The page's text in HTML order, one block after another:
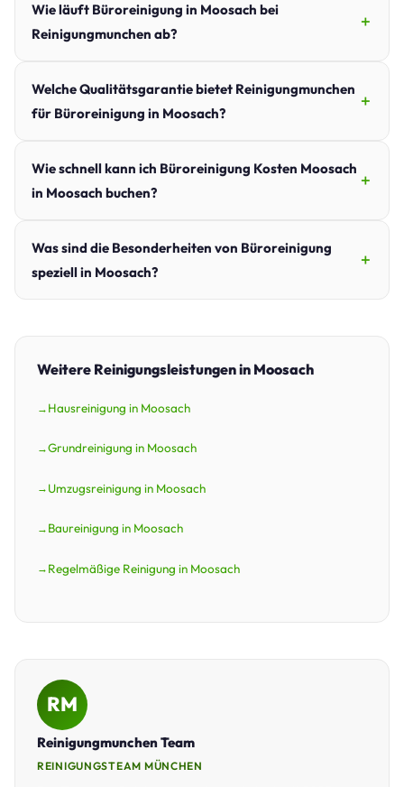
Wie läuft Büroreinigung in Moosach bei
Reinigungmunchen ab?
Welche Qualitätsgarantie bietet Reinigungmunchen
für Büroreinigung in Moosach?
Wie schnell kann ich Büroreinigung Kosten Moosach
in Moosach buchen?
Was sind die Besonderheiten von Büroreinigung
speziell in Moosach?
Weitere Reinigungsleistungen in Moosach
Hausreinigung in Moosach
Grundreinigung in Moosach
Umzugsreinigung in Moosach
Baureinigung in Moosach
Regelmäßige Reinigung in Moosach
RM
Reinigungmunchen Team
REINIGUNGSTEAM MÜNCHEN